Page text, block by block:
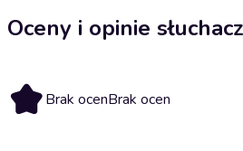
Oceny i opinie
Brak ocenBrak ocen